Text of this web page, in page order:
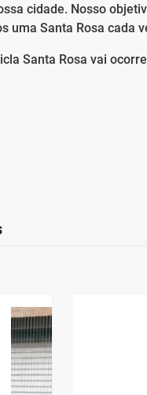
cidade. Nosso
uma Santa Rosa cada
Santa Rosa vai